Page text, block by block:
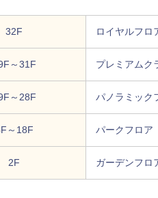
32F ロイヤルフロ
～31F プレミアムク
～28F パノラミック
～18F パークフロア
2F ガーデンフロ